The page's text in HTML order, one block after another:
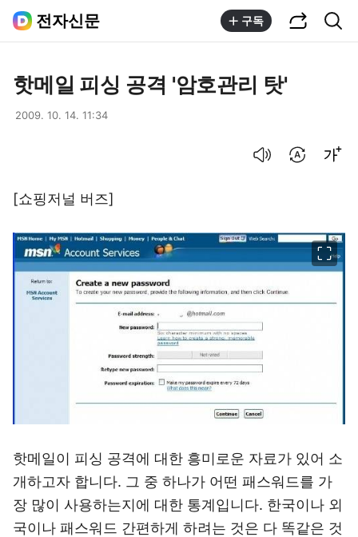
전자신문 구독
핫메일 피싱 공격 '암호관리 탓'
2009. 10. 14. 11:34
[쇼핑저널 버즈]
핫메일이 피싱 공격에 대한 흥미로운 자료가 있어 소
개하고자 합니다. 그 중 하나가 어떤 패스워드를 가
장 많이 사용하는지에 대한 통계입니다. 한국이나 외
국이나 패스워드 간편하게 하려는 것은 다 똑같은 것